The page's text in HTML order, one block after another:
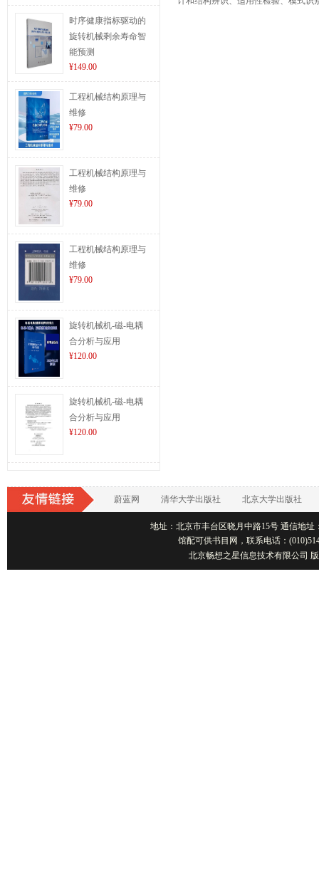
时序健康指标驱动的
旋转机械剩余寿命智
能预测
¥149.00
工程机械结构原理与
维修
¥79.00
工程机械结构原理与
维修
¥79.00
工程机械结构原理与
维修
¥79.00
旋转机械机-磁-电耦
合分析与应用
¥120.00
旋转机械机-磁-电耦
合分析与应用
¥120.00
蔚蓝网 清华大学出版社 北京大学出版社
地址：北京市丰台区晓月中路15号 通信地址
馆配可供书目网，联系电话：
北京畅想之星信息技术有限公司